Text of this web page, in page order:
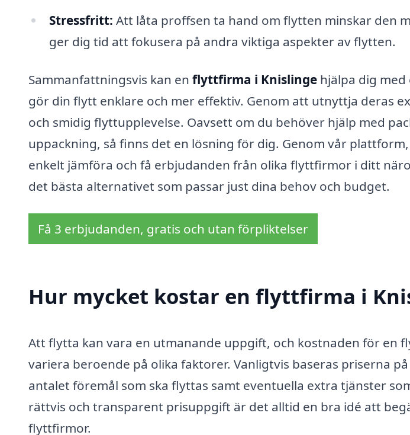
Stressfritt: Att låta proffsen ta hand om flytten minskar den
ger dig tid att fokusera på andra viktiga aspekter av flytten.
Sammanfattningsvis kan en flyttfirma i Knislinge hjälpa dig
gör din flytt enklare och mer effektiv. Genom att utnyttja deras
och smidig flyttupplevelse. Oavsett om du behöver hjälp med
uppackning, så finns det en lösning för dig. Genom vår
enkelt jämföra och få erbjudanden från olika flyttfirmor i ditt
det bästa alternativet som passar just dina behov och budget.
Få 3 erbjudanden, gratis och utan förpliktelser
Hur mycket kostar en flyttfirma i
Att flytta kan vara en utmanande uppgift, och kostnaden för en
variera beroende på olika faktorer. Vanligtvis baseras priserna
antalet föremål som ska flyttas samt eventuella extra tjänster
rättvis och transparent prisuppgift är det alltid en bra idé att
flyttfirmor.